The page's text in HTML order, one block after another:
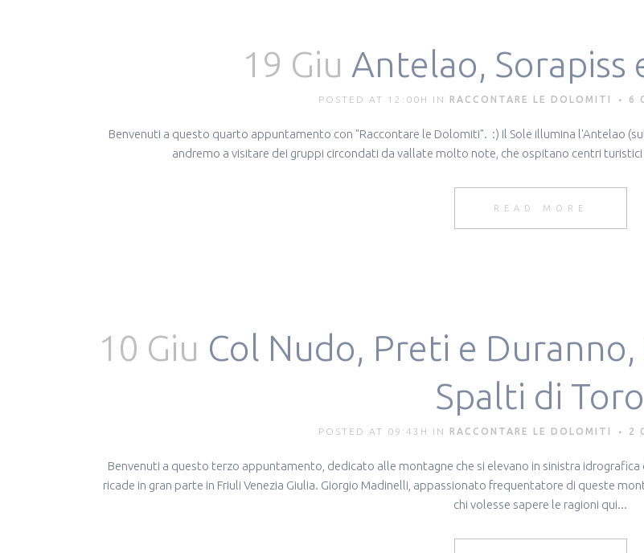
19 Giu Antelao, Sorapiss
POSTED AT 12:00H IN RACCONTARE LE DOLOMITI 6
Benvenuti a questo quarto appuntamento con "Raccontare le Dolomiti". :) Il Sole illumina l'Antelao
andremo a visitare dei gruppi circondati da vallate molto note, che ospitano centri
READ MORE
10 Giu Col Nudo, Preti e
Spalti di Toro
POSTED AT 09:43H IN RACCONTARE LE DOLOMITI 2
Benvenuti a questo terzo appuntamento, dedicato alle montagne che si elevano in sinistra
ricade in gran parte in Friuli Venezia Giulia. Giorgio Madinelli, appassionato frequentatore di queste
chi volesse sapere le ragioni qui...